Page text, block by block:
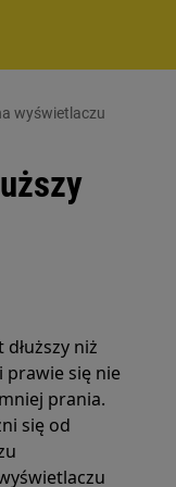
wyświetlaczu
niż
prawie się nie
prania.
się od